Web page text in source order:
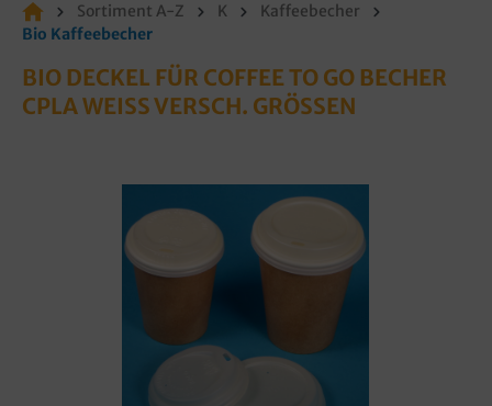
Sortiment A-Z K
Kaffeebecher
Bio Kaffeebecher
BIO DECKEL FÜR COFFEE TO GO BECHER
CPLA WEISS VERSCH. GRÖSSEN